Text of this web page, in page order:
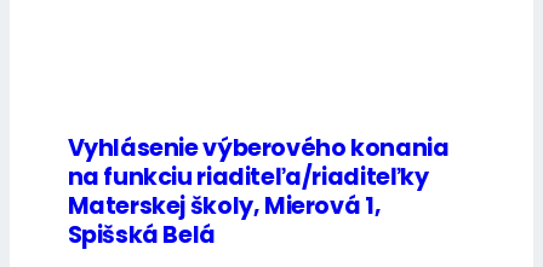
Vyhlásenie výberového konania
na funkciu riaditeľa/riaditeľky
Materskej školy, Mierová 1,
Spišská Belá